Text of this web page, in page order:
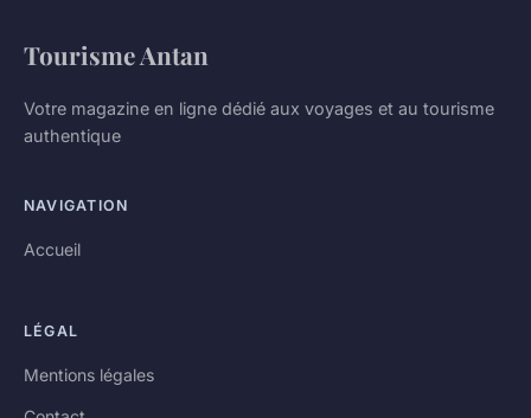
Tourisme Antan
Votre magazine en ligne dédié aux voyages et au tourisme
authentique
NAVIGATION
Accueil
LÉGAL
Mentions légales